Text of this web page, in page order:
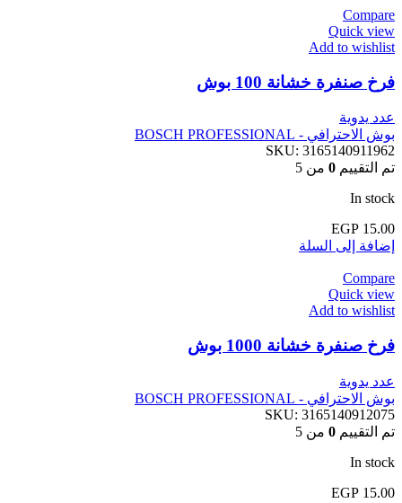
Compare
Quick view
Add to wishlist
فرخ صنفرة خشانة 100 بوش
عدد يدوية
بوش الاحترافي - BOSCH PROFESSIONAL
SKU: 3165140911962
تم التقييم 0 من 5
In stock
EGP 15.00
إضافة إلى السلة
Compare
Quick view
Add to wishlist
فرخ صنفرة خشانة 1000 بوش
عدد يدوية
بوش الاحترافي - BOSCH PROFESSIONAL
SKU: 3165140912075
تم التقييم 0 من 5
In stock
EGP 15.00